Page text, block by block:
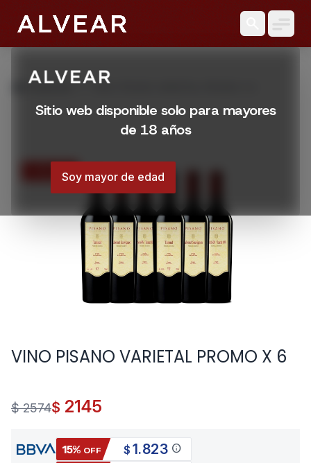
Sitio web disponible solo para mayores
de 18 años
Soy mayor de edad
Productos VINO PISANO VARIETAL PROMO X 6
17% OFF
VINO PISANO VARIETAL PROMO X 6
$ 2574$ 2145
15% OFF $ 1.823 info